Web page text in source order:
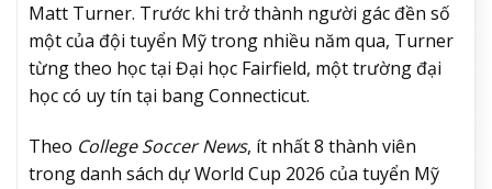
Matt Turner. Trước khi trở thành người gác đền số
một của đội tuyển Mỹ trong nhiều năm qua, Turner
từng theo học tại Đại học Fairfield, một trường đại
học có uy tín tại bang Connecticut.
Theo College Soccer News, ít nhất 8 thành viên
trong danh sách dự World Cup 2026 của tuyển Mỹ